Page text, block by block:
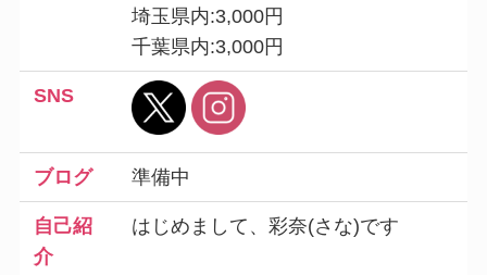
埼玉県内:3,000円
千葉県内:3,000円
SNS
ブログ 準備中
自己紹
介
はじめまして、彩奈(さな)です